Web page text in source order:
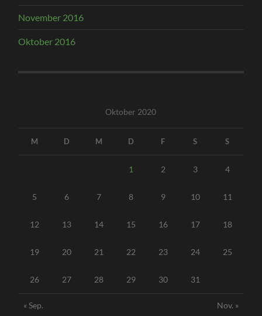
November 2016
Oktober 2016
Oktober 2020
M D M D F S S
1 2 3 4
5 6 7 8 9 10 11
12 13 14 15 16 17 18
19 20 21 22 23 24 25
26 27 28 29 30 31
« Sep. Nov. »